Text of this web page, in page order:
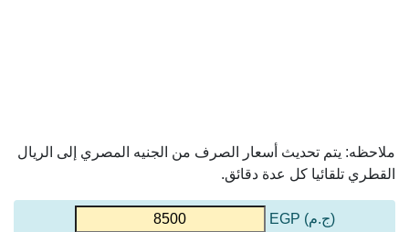
ملاحظه: يتم تحديث أسعار الصرف من الجنيه المصري إلى الريال
القطري تلقائيا كل عدة دقائق.
(ج.م) EGP